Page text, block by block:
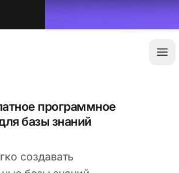
программное
базы знаний
создавать